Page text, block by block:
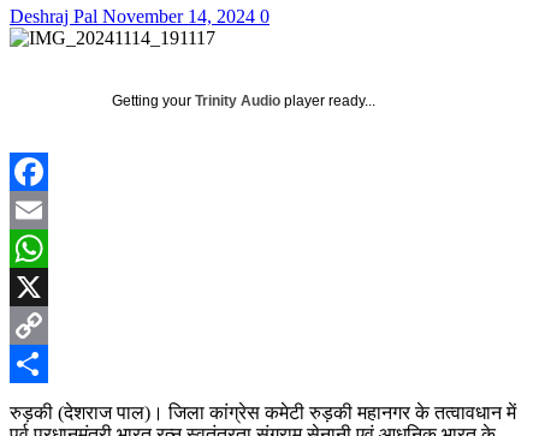
Deshraj Pal November 14, 2024 0
Getting your Trinity Audio player ready...
Facebook
Email
WhatsApp
X
Copy
Link
Share
रुड़की (देशराज पाल)। जिला कांग्रेस कमेटी रुड़की महानगर के तत्वावधान में